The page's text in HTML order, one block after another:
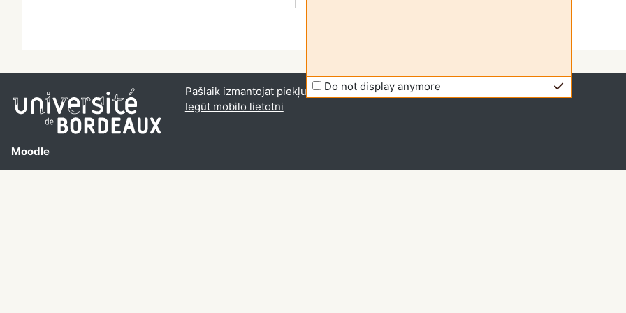
Do not display anymore
Moodle
Pašlaik izmantojat piekļuvi kā viesis (Pieslēgties)
Iegūt mobilo lietotni